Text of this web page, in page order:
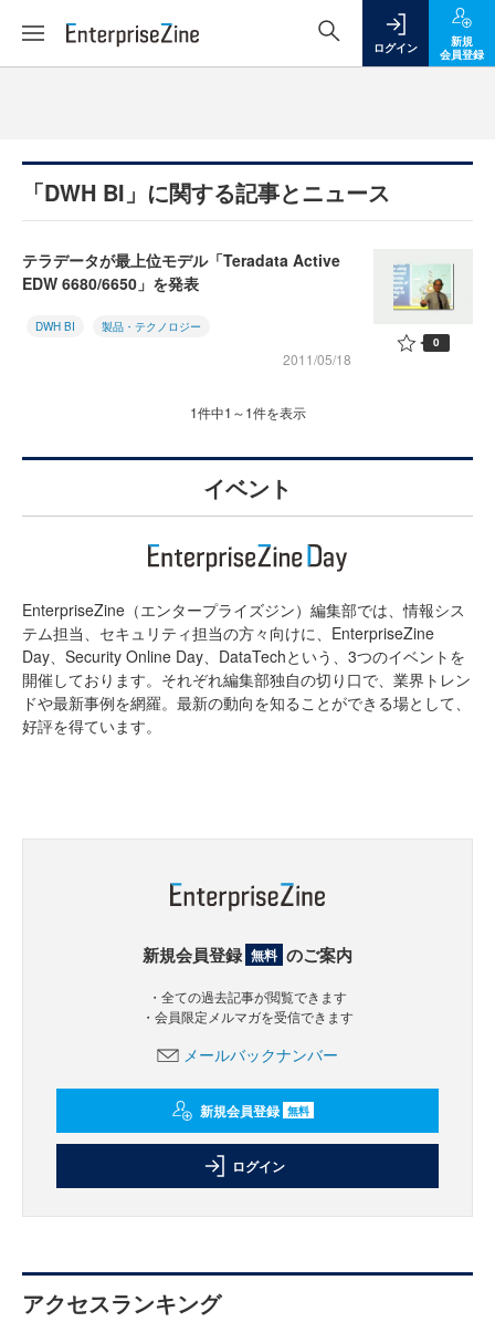
ログイン
新規
会員登録
「DWH BI」に関する記事とニュース
テラデータが最上位モデル「Teradata Active
EDW 6680/6650」を発表
DWH BI 製品・テクノロジー
2011/05/18
0
1件中1～1件を表示
イベント
EnterpriseZine（エンタープライズジン）編集部では、情報シス
テム担当、セキュリティ担当の方々向けに、EnterpriseZine
Day、Security Online Day、DataTechという、3つのイベントを
開催しております。それぞれ編集部独自の切り口で、業界トレン
ドや最新事例を網羅。最新の動向を知ることができる場として、
好評を得ています。
新規会員登録 無料 のご案内
・全ての過去記事が閲覧できます
・会員限定メルマガを受信できます
メールバックナンバー
新規会員登録 無料
ログイン
アクセスランキング